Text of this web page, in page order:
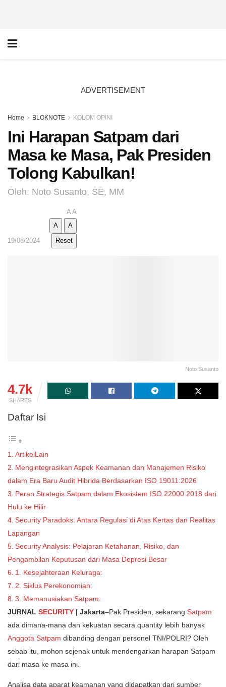
ADVERTISEMENT
Home BLOKNOTE KOLOM OPINI
Ini Harapan Satpam dari
Masa ke Masa, Pak Presiden
Tolong Kabulkan!
Oleh: Noto Susanto, SE, MM
19/08/2024
A A
A
A
Reset
Noto Susanto
4.7k
SHARES
Daftar Isi
ArtikelLain
Mengintegrasikan Aspek Keamanan dan Manajemen Risiko
dalam Era Baru Audit Hibrida Berdasarkan ISO 19011:2026
Peran Strategis Satpam dalam Ekosistem ISO 22000:2018 dari
Hulu ke Hilir
Security Paradoks: Antara Regulasi di Atas Kertas dan Realitas
Lapangan
Security Analysis: Pelajaran Ketahanan, Risiko, dan
Pengambilan Keputusan dari Masa Depresi Besar
1. Kesejahteraan Keluraga:
2. Siklus Perekonomian:
3. Memanusiakan Satpam:
JURNAL SECURITY | Jakarta–Pak Presiden, sekarang Satpam
ada dimana-mana dan kekuatan secara quantity lebih banyak
Anggota Satpam dibanding dengan personel TNI/POLRI? Oleh
sebab itu, mohon sejenak untuk mendengarkan harapan Satpam
dari masa ke masa ini.
Analisa data aparat keamanan yang didapatkan dari sumber